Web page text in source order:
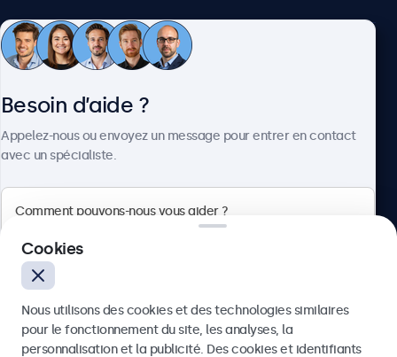
Service client
4.8/5 noté par 5000+ entreprises
Français
Besoin d’aide ?
Appelez-nous ou envoyez un message pour entrer en contact
avec un spécialiste.
Cookies
Nous utilisons des cookies et des technologies similaires
pour le fonctionnement du site, les analyses, la
personnalisation et la publicité. Des cookies et identifiants